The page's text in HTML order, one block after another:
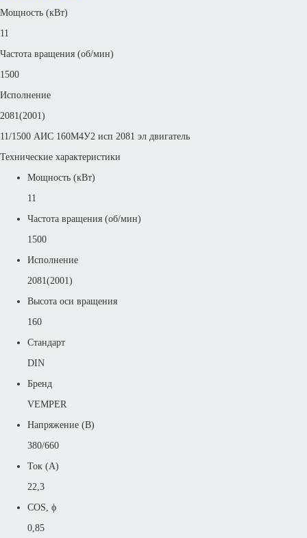
Мощность (кВт)
11
Частота вращения (об/мин)
1500
Исполнение
2081(2001)
11/1500 АИС 160М4У2 исп 2081 эл двигатель
Технические характеристики
Мощность (кВт)
11
Частота вращения (об/мин)
1500
Исполнение
2081(2001)
Высота оси вращения
160
Стандарт
DIN
Бренд
VEMPER
Напряжение (В)
380/660
Ток (А)
22,3
COS, ϕ
0,85